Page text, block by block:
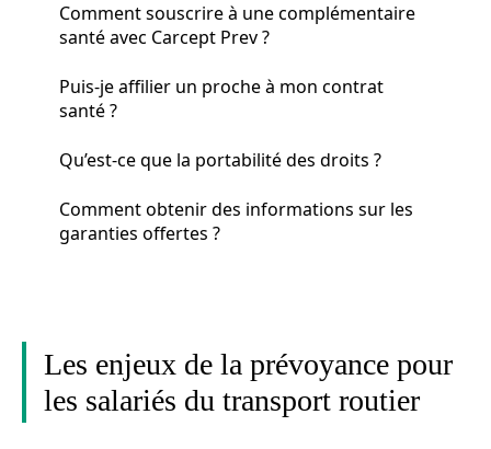
Comment souscrire à une complémentaire
santé avec Carcept Prev ?
Puis-je affilier un proche à mon contrat
santé ?
Qu’est-ce que la portabilité des droits ?
Comment obtenir des informations sur les
garanties offertes ?
Les enjeux de la prévoyance pour
les salariés du transport routier